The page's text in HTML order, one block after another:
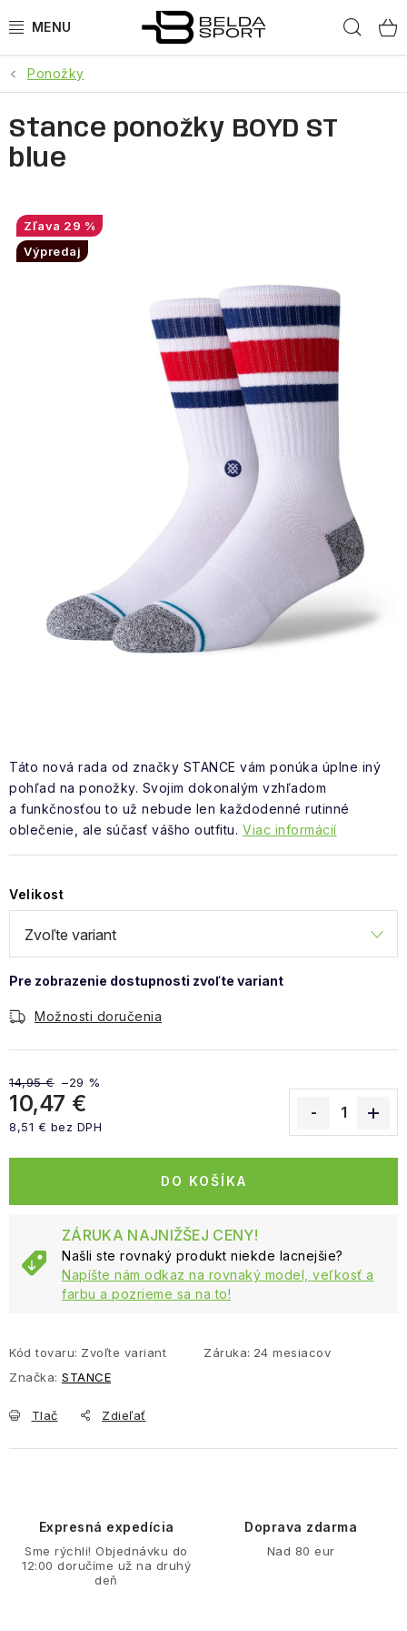
na
ŠPORTY
BEH
GOLDBERGH
OBLEČENIE
Doprava a platba
Blog
Moja objednávka
Ponožky
Táto nová rada od značky STANCE vám ponúka úplne iný
pohľad na ponožky. Svojim dokonalým vzhľadom
a funkčnosťou to už nebude len každodenné rutinné
oblečenie, ale súčasť vášho outfitu. Viac informácií
Velikost
Možnosti doručenia
14,95 € –29 %
10,47 €
8,51 € bez DPH
DO KOŠÍKA
ZÁRUKA NAJNIŽŠEJ CENY!
Našli ste rovnaký produkt niekde lacnejšie?
Napíšte nám odkaz na rovnaký model, veľkosť a
farbu a pozrieme sa na to!
Kód tovaru: Zvoľte variant Záruka: 24 mesiacov
Značka: STANCE
Tlač Zdieľať
Stance ponožky BOYD ST
blue
29 %
Výpredaj
Expresná expedícia
Sme rýchli! Objednávku do
12:00 doručíme už na druhý
deň
Doprava zdarma
Nad 80 eur